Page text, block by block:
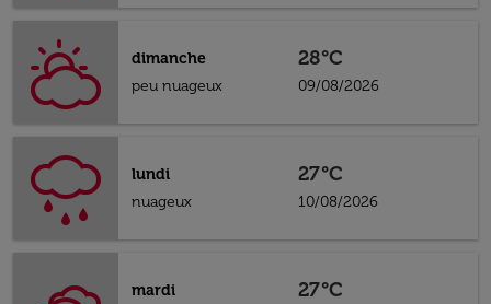
dimanche
peu nuageux
28°C
09/08/2026
lundi
nuageux
27°C
10/08/2026
mardi
27°C